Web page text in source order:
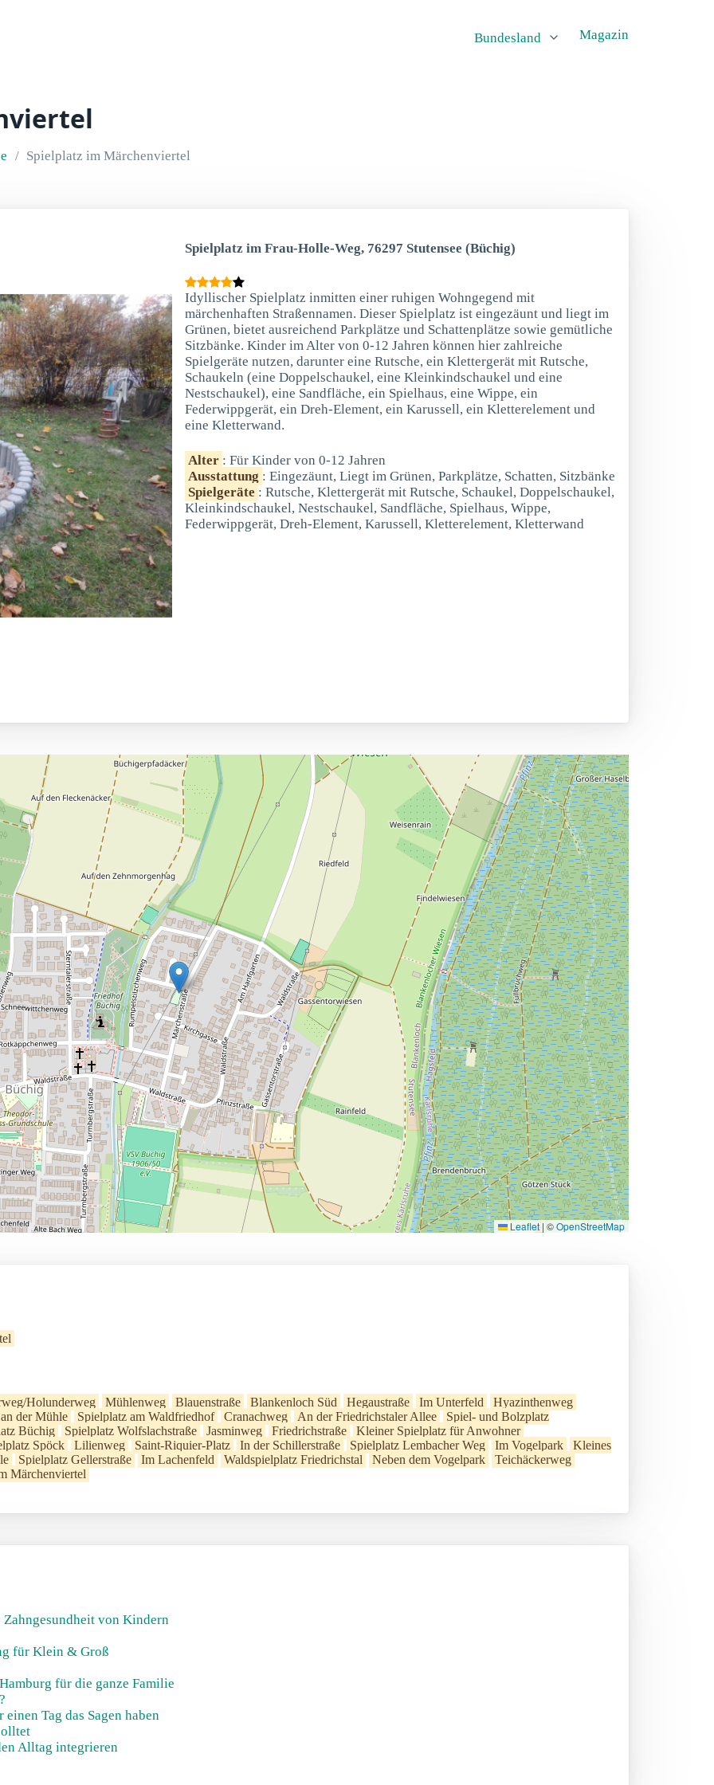
Bundesland Magazin
Spielplatz im Märchenviertel
Spielplatz im Frau-Holle-Weg, 76297 Stutensee (Büchig)
Idyllischer Spielplatz inmitten einer ruhigen Wohngegend mit
märchenhaften Straßennamen. Dieser Spielplatz ist eingezäunt und liegt im
Grünen, bietet ausreichend Parkplätze und Schattenplätze sowie gemütliche
Sitzbänke. Kinder im Alter von 0-12 Jahren können hier zahlreiche
Spielgeräte nutzen, darunter eine Rutsche, ein Klettergerät mit Rutsche,
Schaukeln (eine Doppelschaukel, eine Kleinkindschaukel und eine
Nestschaukel), eine Sandfläche, ein Spielhaus, eine Wippe, ein
Federwippgerät, ein Dreh-Element, ein Karussell, ein Kletterelement und
eine Kletterwand.
Alter : Für Kinder von 0-12 Jahren
Ausstattung : Eingezäunt, Liegt im Grünen, Parkplätze, Schatten, Sitzbänke
Spielgeräte : Rutsche, Klettergerät mit Rutsche, Schaukel, Doppelschaukel,
Kleinkindschaukel, Nestschaukel, Sandfläche, Spielhaus, Wippe,
Federwippgerät, Dreh-Element, Karussell, Kletterelement, Kletterwand
Leaflet | ©OpenStreetMap
Holunderweg Mühlenweg Blauenstraße Blankenloch Süd Hegaustraße Im Unterfeld
Hyazinthenweg
der Mühle
Spielplatz am Waldfriedhof Cranachweg An der Friedrichstaler Allee
Spiel- und Bolzplatz
Büchig
Spielplatz Wolfslachstraße Jasminweg Friedrichstraße
Kleiner Spielplatz für Anwohner
Spöck
Lilienweg Saint-Riquier-Platz In der Schillerstraße Spielplatz Lembacher Weg Im Vogelpark
Kleines
Spielplatz Gellerstraße Im Lachenfeld Waldspielplatz Friedrichstal Neben dem Vogelpark
Teichäckerweg
Märchenviertel
von Kindern
für Klein & Groß
für die ganze Familie
Tag das Sagen haben
Alltag integrieren